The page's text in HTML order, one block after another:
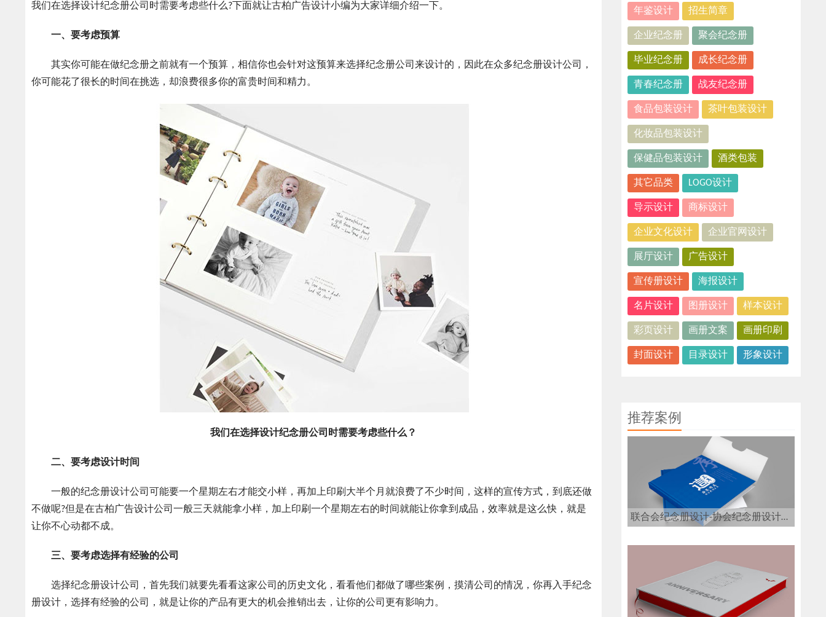
我们在选择设计纪念册公司时需要考虑些什么?下面就让古柏广告设计小编为大家详细介绍一下。
一、要考虑预算
其实你可能在做纪念册之前就有一个预算，相信你也会针对这预算来选择纪念册公司来设计的，因此在众多纪念册设计公司，
你可能花了很长的时间在挑选，却浪费很多你的富贵时间和精力。
我们在选择设计纪念册公司时需要考虑些什么？
二、要考虑设计时间
一般的纪念册设计公司可能要一个星期左右才能交小样，再加上印刷大半个月就浪费了不少时间，这样的宣传方式，到底还做
不做呢?但是在古柏广告设计公司一般三天就能拿小样，加上印刷一个星期左右的时间就能让你拿到成品，效率就是这么快，就是
让你不心动都不成。
三、要考虑选择有经验的公司
选择纪念册设计公司，首先我们就要先看看这家公司的历史文化，看看他们都做了哪些案例，摸清公司的情况，你再入手纪念
册设计，选择有经验的公司，就是让你的产品有更大的机会推销出去，让你的公司更有影响力。
年鉴设计 招生简章
企业纪念册 聚会纪念册
毕业纪念册 成长纪念册
青春纪念册 战友纪念册
食品包装设计 茶叶包装设计
化妆品包装设计
保健品包装设计 酒类包装
其它品类 LOGO设计
导示设计 商标设计
企业文化设计 企业官网设计
展厅设计 广告设计
宣传册设计 海报设计
名片设计 图册设计 样本设计
彩页设计 画册文案 画册印刷
封面设计 目录设计 形象设计
推荐案例
联合会纪念册设计-协会纪念册设计公司